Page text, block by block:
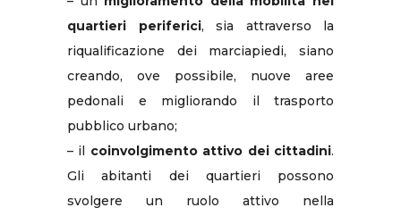
quartieri periferici, sia attraverso la
riqualificazione dei marciapiedi, siano
creando, ove possibile, nuove aree
pedonali e migliorando il trasporto
pubblico urbano;
– il coinvolgimento attivo dei cittadini.
Gli abitanti dei quartieri possono
svolgere un ruolo attivo nella